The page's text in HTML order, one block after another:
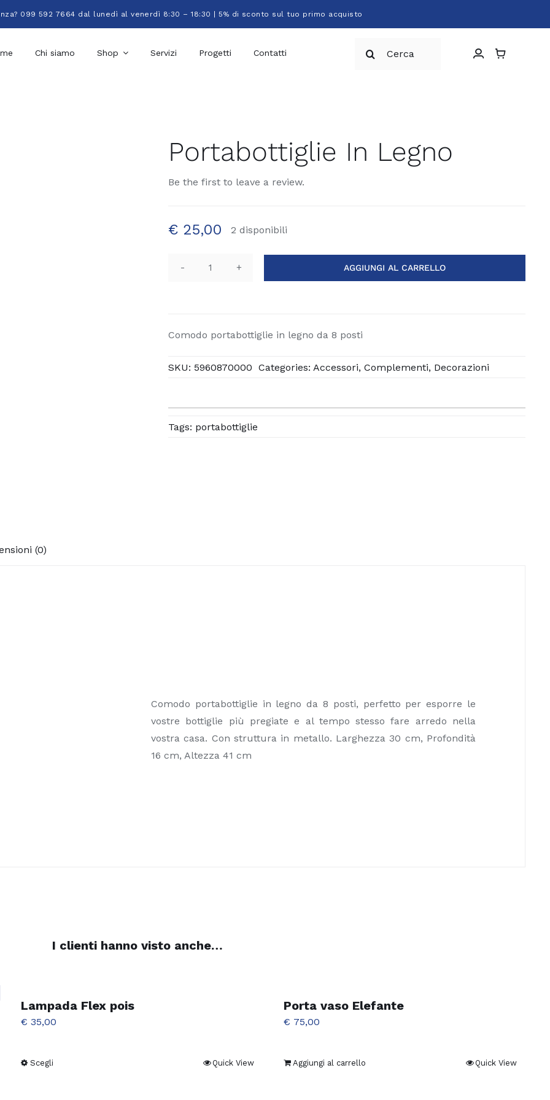
099 592 7664 dal lunedì al venerdì 8:30 – 18:30 | 5% di sconto sul tuo primo acquisto
Chi siamo Shop Servizi Progetti Contatti
Portabottiglie In Legno
Be the first to leave a review.
€ 25,00 2 disponibili
AGGIUNGI AL CARRELLO
Comodo portabottiglie in legno da 8 posti
SKU: 5960870000 Categories: Accessori,Complementi, Decorazioni
Tags: portabottiglie
(0)
Comodo portabottiglie in legno da 8 posti, perfetto per esporre le
vostre bottiglie più pregiate e al tempo stesso fare arredo nella
vostra casa. Con struttura in metallo. Larghezza 30 cm, Profondità
16 cm, Altezza 41 cm
I clienti hanno visto anche…
Lampada Flex pois
€ 35,00
ScegliQuesto
Quick View
Porta vaso Elefante
€ 75,00
Aggiungi al carrello Quick View